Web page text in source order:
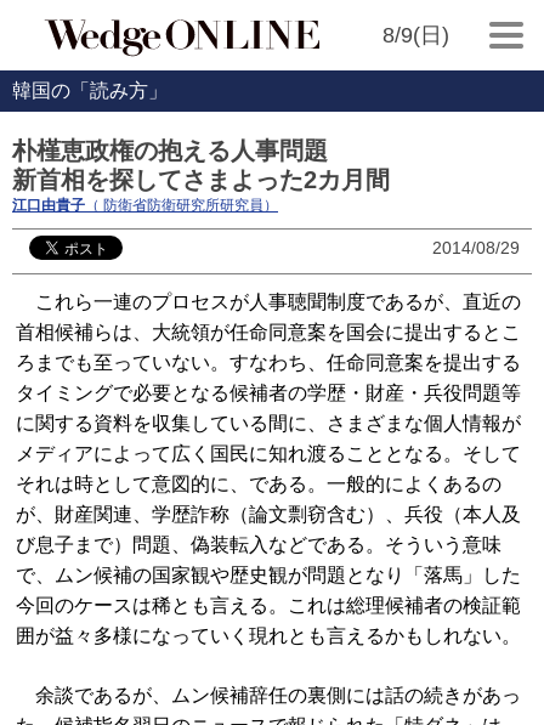
8/9(日)
韓国の「読み方」
朴槿恵政権の抱える人事問題
新首相を探してさまよった2カ月間
江口由貴子 （ 防衛省防衛研究所研究員）
2014/08/29
これら一連のプロセスが人事聴聞制度であるが、直近の
首相候補らは、大統領が任命同意案を国会に提出するとこ
ろまでも至っていない。すなわち、任命同意案を提出する
タイミングで必要となる候補者の学歴・財産・兵役問題等
に関する資料を収集している間に、さまざまな個人情報が
メディアによって広く国民に知れ渡ることとなる。そして
それは時として意図的に、である。一般的によくあるの
が、財産関連、学歴詐称（論文剽窃含む）、兵役（本人及
び息子まで）問題、偽装転入などである。そういう意味
で、ムン候補の国家観や歴史観が問題となり「落馬」した
今回のケースは稀とも言える。これは総理候補者の検証範
囲が益々多様になっていく現れとも言えるかもしれない。
余談であるが、ムン候補辞任の裏側には話の続きがあっ